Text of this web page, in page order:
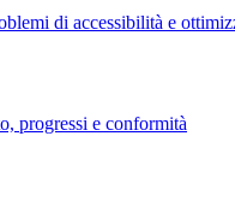
di accessibilità e
progressi e conformità